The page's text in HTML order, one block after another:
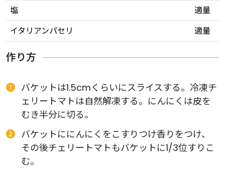
塩
適量
イタリアンパセリ
適量
作り方
バケットは1.5cmくらいにスライスする。冷凍チ
ェリートマトは自然解凍する。にんにくは皮を
むき半分に切る。
バケットににんにくをこすりつけ香りをつけ、
その後チェリートマトもバケットに1/3位すりこ
む。